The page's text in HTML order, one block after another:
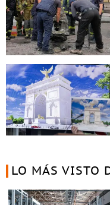
LO MÁS VISTO